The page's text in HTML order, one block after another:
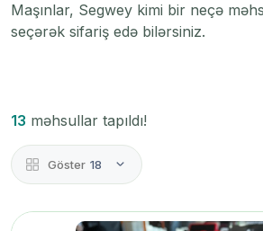
Maşınlar, Segwey kimi bir neçə
seçərək sifariş edə bilərsiniz.
13 məhsullar tapıldı!
Göster 18